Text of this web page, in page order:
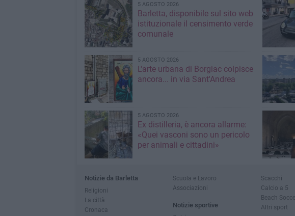
5 AGOSTO 2026
Barletta, disponibile sul sito web
istituzionale il censimento verde
comunale
5 AGOSTO 2026
L'arte urbana di Borgiac colpisce
ancora... in via Sant'Andrea
5 AGOSTO 2026
Ex distilleria, è ancora allarme:
«Quei vasconi sono un pericolo
per animali e cittadini»
Notizie da Barletta
Religioni
La città
Cronaca
Scuola e Lavoro
Associazioni
Notizie sportive
Scacchi
Calcio a 5
Beach
Altri sport